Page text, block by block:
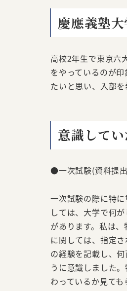
慶應義塾
高校2年生で東京六
をやっているのが
たいと思い、入部を
意識して
●一次試験(資料提
一次試験の際に特
しては、大学で何
があります。私は
に関しては、指定
の経験を記載し、
うに意識しました
わっているか見て